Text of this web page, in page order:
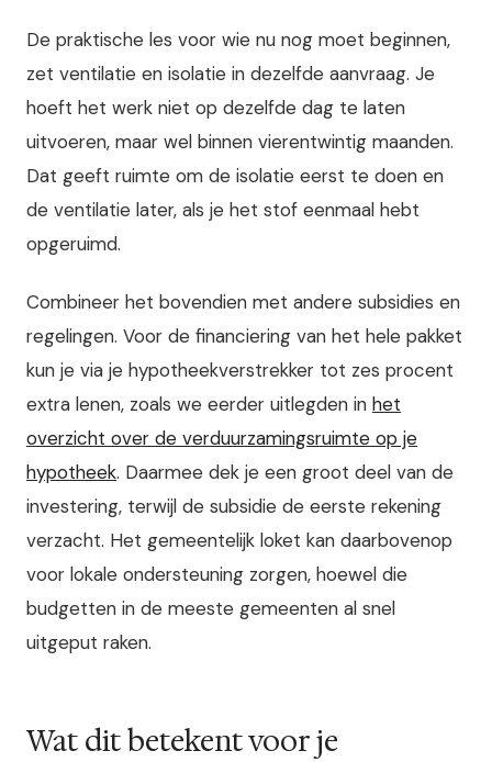
De praktische les voor wie nu nog moet beginnen,
zet ventilatie en isolatie in dezelfde aanvraag. Je
hoeft het werk niet op dezelfde dag te laten
uitvoeren, maar wel binnen vierentwintig maanden.
Dat geeft ruimte om de isolatie eerst te doen en
de ventilatie later, als je het stof eenmaal hebt
opgeruimd.
Combineer het bovendien met andere subsidies en
regelingen. Voor de financiering van het hele pakket
kun je via je hypotheekverstrekker tot zes procent
extra lenen, zoals we eerder uitlegden in het
overzicht over de verduurzamingsruimte op je
hypotheek. Daarmee dek je een groot deel van de
investering, terwijl de subsidie de eerste rekening
verzacht. Het gemeentelijk loket kan daarbovenop
voor lokale ondersteuning zorgen, hoewel die
budgetten in de meeste gemeenten al snel
uitgeput raken.
Wat dit betekent voor je